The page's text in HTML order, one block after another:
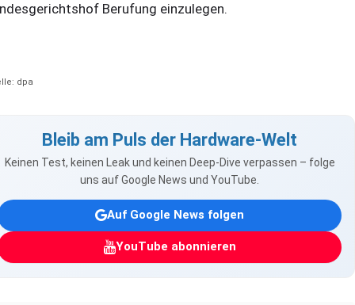
Berufung einzulegen.
dpa
Bleib am Puls der Hardware-Welt
Keinen Test, keinen Leak und keinen Deep-Dive verpassen – folge
uns auf Google News und YouTube.
Auf Google News folgen
YouTube abonnieren